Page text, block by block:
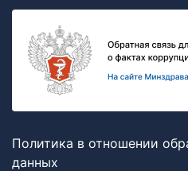
Политика в отношении
данных